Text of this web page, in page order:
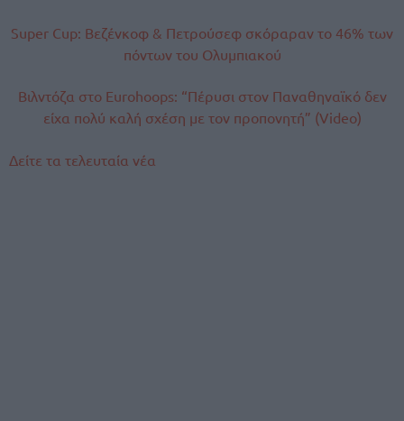
Super Cup: Βεζένκοφ & Πετρούσεφ σκόραραν το 46% των
πόντων του Ολυμπιακού
Βιλντόζα στο Eurohoops: “Πέρυσι στον Παναθηναϊκό δεν
είχα πολύ καλή σχέση με τον προπονητή” (Video)
Δείτε τα τελευταία νέα